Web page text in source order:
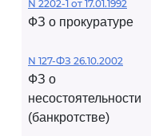
N 2202-1 от 17.01.1992
ФЗ о прокуратуре
N 127-ФЗ 26.10.2002
ФЗ о
несостоятельности
(банкротстве)